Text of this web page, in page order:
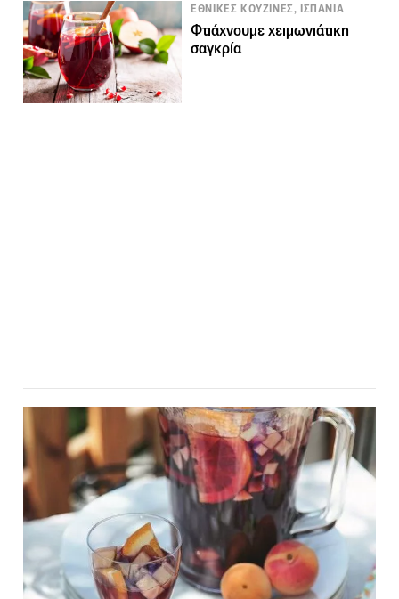
ΕΘΝΙΚΕΣ ΚΟΥΖΙΝΕΣ, ΙΣΠΑΝΙΑ
Φτιάχνουμε χειμωνιάτικη
σαγκρία